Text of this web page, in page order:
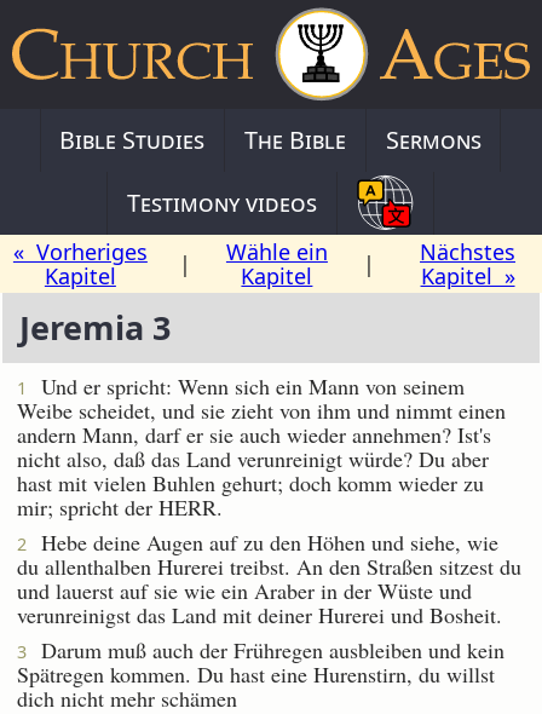
Bible Studies The Bible
Sermons
Testimony videos
« Vorheriges
Kapitel
|
Wähle ein
Kapitel
|
Nächstes
Kapitel »
Jeremia 3
1
Und er spricht: Wenn sich ein Mann von seinem
Weibe scheidet, und sie zieht von ihm und nimmt einen
andern Mann, darf er sie auch wieder annehmen? Ist's
nicht also, daß das Land verunreinigt würde? Du aber
hast mit vielen Buhlen gehurt; doch komm wieder zu
mir; spricht der HERR.
2
Hebe deine Augen auf zu den Höhen und siehe, wie
du allenthalben Hurerei treibst. An den Straßen sitzest du
und lauerst auf sie wie ein Araber in der Wüste und
verunreinigst das Land mit deiner Hurerei und Bosheit.
3
Darum muß auch der Frühregen ausbleiben und kein
Spätregen kommen. Du hast eine Hurenstirn, du willst
dich nicht mehr schämen